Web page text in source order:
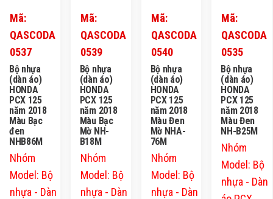
Mã:
QASCODA
0537
Bộ nhựa
(dàn áo)
HONDA
PCX 125
năm 2018
Màu Bạc
đen
NHB86M
Nhóm
Model: Bộ
nhựa - Dàn
Mã:
QASCODA
0539
Bộ nhựa
(dàn áo)
HONDA
PCX 125
năm 2018
Màu Bạc
Mờ NH-
B18M
Nhóm
Model: Bộ
nhựa - Dàn
Mã:
QASCODA
0540
Bộ nhựa
(dàn áo)
HONDA
PCX 125
năm 2018
Màu Đen
Mờ NHA-
76M
Nhóm
Model: Bộ
nhựa - Dàn
Mã:
QASCODA
0535
Bộ nhựa
(dàn áo)
HONDA
PCX 125
năm 2018
Màu Đen
NH-B25M
Nhóm
Model: Bộ
nhựa - Dàn